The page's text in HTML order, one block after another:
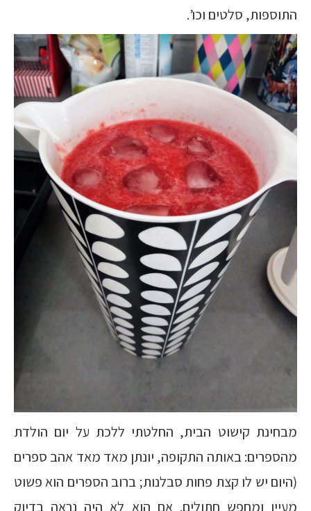
התוספות, סלטים וכו’.
מבחינת קישוט הבית, החלטתי ללכת על יום הולדת
מהספרים: באותה התקופה, יונתן מאד מאד אהב ספרים
(היום יש לו קצת פחות סבלנות; ברוב הספרים הוא פשוט
מעיין ומחפש חתולים. אם הוא לא היה נראה בדיוק